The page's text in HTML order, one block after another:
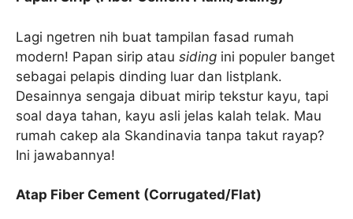
Lagi ngetren nih buat tampilan fasad rumah
modern! Papan sirip atau siding ini populer banget
sebagai pelapis dinding luar dan listplank.
Desainnya sengaja dibuat mirip tekstur kayu, tapi
soal daya tahan, kayu asli jelas kalah telak. Mau
rumah cakep ala Skandinavia tanpa takut rayap?
Ini jawabannya!
Atap Fiber Cement (Corrugated/Flat)